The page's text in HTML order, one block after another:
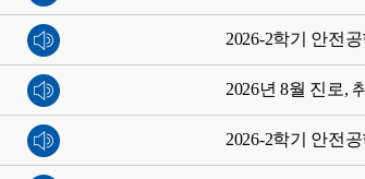
2026-2학기 안전
2026년 8월 진로,
2026-2학기 안전